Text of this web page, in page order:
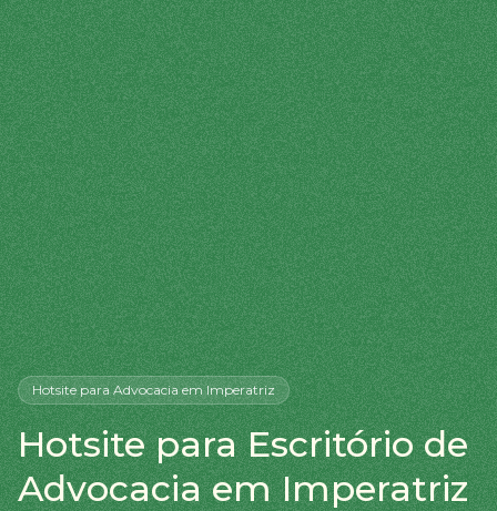
Hotsitepara Advocaciaem Imperatriz
Hotsite para Escritório de
Advocacia em Imperatriz